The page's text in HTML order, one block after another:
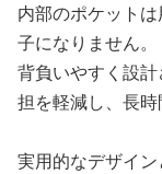
内部のポケット
子になりません。
背負いやすく設
担を軽減し、長時
実用的なデザイ